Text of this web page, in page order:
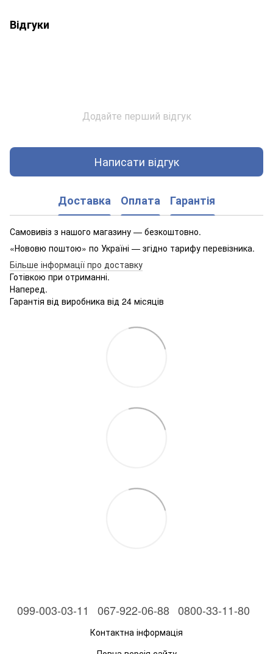
Відгуки
Додайте перший відгук
Написати відгук
Доставка Оплата Гарантія
Самовивіз з нашого магазину — безкоштовно.
«Нововю поштою» по Україні — згідно тарифу перевізника.
Більше інформації про доставку
Готівкою при отриманні.
Наперед.
Гарантія від виробника від 24 місяців
099-003-03-11 067-922-06-88 0800-33-11-80
Контактна інформація